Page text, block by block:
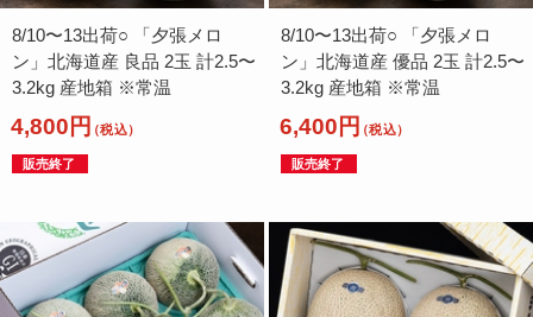
8/10〜13出荷○ 「夕張メロ
ン」北海道産 良品 2玉 計2.5〜
3.2kg 産地箱 ※常温
4,800円（税込）
販売終了
8/10〜13出荷○ 「夕張メロ
ン」北海道産 優品 2玉 計2.5〜
3.2kg 産地箱 ※常温
6,400円（税込）
販売終了